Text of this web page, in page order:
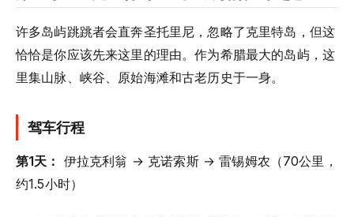
许多岛屿跳跳者会直奔圣托里尼，忽略了克里特岛，但这
恰恰是你应该先来这里的理由。作为希腊最大的岛屿，这
里集山脉、峡谷、原始海滩和古老历史于一身。
驾车行程
第1天： 伊拉克利翁 → 克诺索斯 → 雷锡姆农（70公里，
约1.5小时）